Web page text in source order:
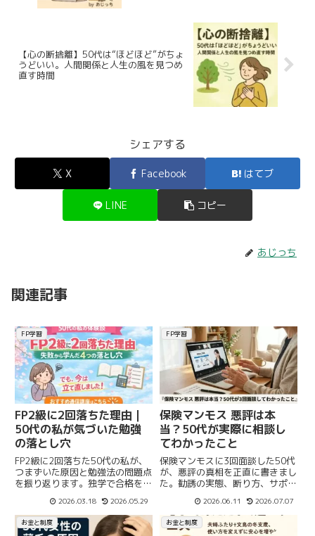
【心の断捨離】50代は“ほどほど”がちょ
うどいい。人間関係と人生の風を見つめ
直す時間
シェアする
X Facebook はてブ
LINE コピー
あじっち
関連記事
FP学習
FP2級に2回落ちた理由｜
50代の私が気づいた勉強
の落とし穴
FP2級に2回落ちた50代の私が、
つまずいた原因と勉強法の問題点
を振り返ります。独学で合格を目
法と気づきをまとめました。
2026.03.18 2026.05.29
FP学習
保険マンモス 悪評は本
当？50代が実際に相談し
てわかったこと
保険マンモスに3回面談した50代
が、悪評の真相を正直に書きまし
た。勧誘の実態、断り方、サポー
2026.06.11 2026.07.07
お金と制度 お金と制度